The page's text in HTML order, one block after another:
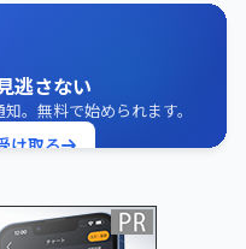
逃さない
。無料で始められます。
け取る